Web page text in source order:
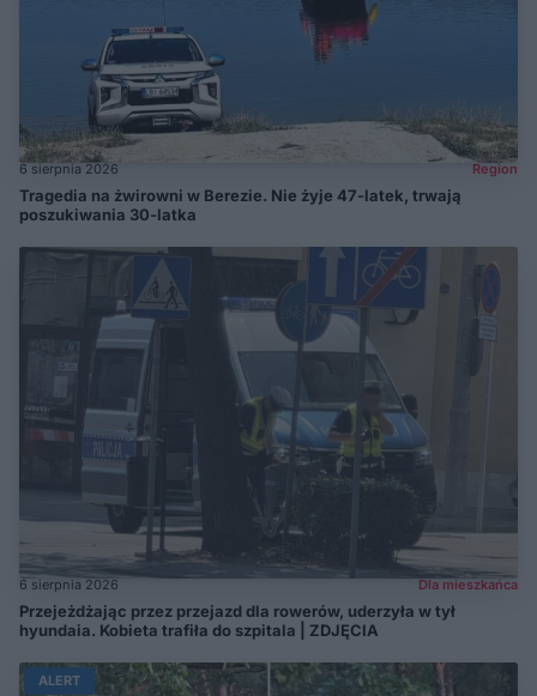
6 sierpnia 2026 Region
Tragedia na żwirowni w Berezie. Nie żyje 47-latek, trwają
poszukiwania 30-latka
6 sierpnia 2026 Dla mieszkańca
Przejeżdżając przez przejazd dla rowerów, uderzyła w tył
hyundaia. Kobieta trafiła do szpitala | ZDJĘCIA
ALERT